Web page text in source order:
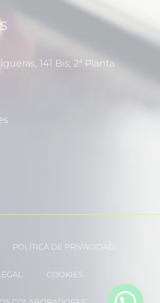
141 Bis, 2ª Planta
POLÍTICA DE PRIVACIDAD
COOKIES